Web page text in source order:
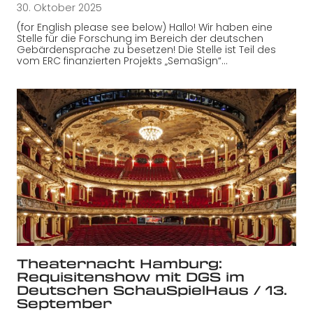
30. Oktober 2025
(for English please see below) Hallo! Wir haben eine
Stelle für die Forschung im Bereich der deutschen
Gebärdensprache zu besetzen! Die Stelle ist Teil des
vom ERC finanzierten Projekts „SemaSign“…
Theaternacht Hamburg:
Requisitenshow mit DGS im
Deutschen SchauSpielHaus / 13.
September